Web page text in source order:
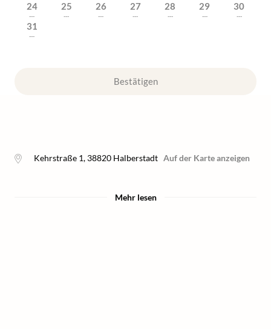
24
---
25
---
26
---
27
---
28
---
29
---
30
---
31
---
Bestätigen
Kehrstraße 1, 38820 Halberstadt Auf der Karte anzeigen
Mehr lesen